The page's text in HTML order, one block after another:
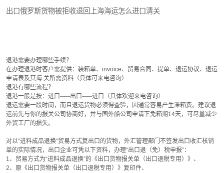
出口俄罗斯货物被拒收退回上海海运怎么进口清关
退港需要办理哪些手续？
在办理退港时客户需提供：装箱单、invoice、贸易合同、提单、退运协议、退运
申请表及其海 关所需资料（具体可来电咨询）
退港有哪些流程？
退港一般是按：进口-----出口-----进口（具体欢迎来电咨询）
退运需要一段时间，而且退运货物必须得查验，因通常容易产生滞箱费。建议退
运前先与你的报关公司协商好，并与国外船公司申请下免箱期14天，可尽量减少
外贸工厂的损失。
对以“进料成品退换”贸易方式复出口的货物，外汇管理部门不签发出口收汇核销
单的实际情况，出口企业可凭以下资料，办理“出口退（免）税申报”：
1、贸易方式为“进料成品退换”的《出口货物报关单（出口退税专用）》、
2、原《出口货物报关单（出口退税专用）》复印件、